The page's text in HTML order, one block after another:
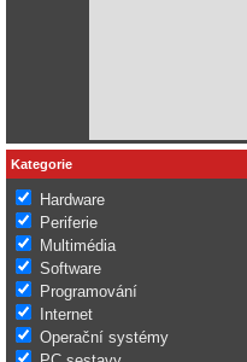
Kategorie
Hardware
Periferie
Multimédia
Software
Programování
Internet
Operační systémy